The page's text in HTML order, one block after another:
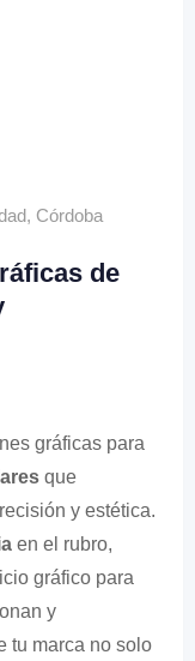
, Córdoba
de
gráficas para
que
y estética.
en el rubro,
gráfico para
y
tu marca no solo